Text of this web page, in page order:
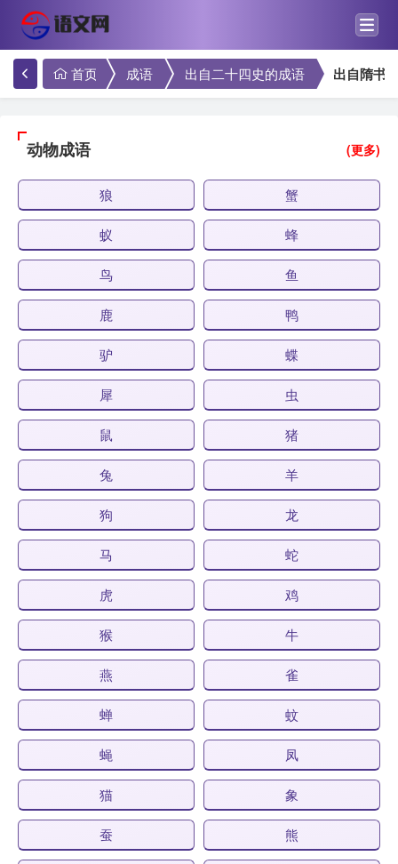
首页 成语 出自二十四史的成语 出自隋书
动物成语 (更多)
狼 蟹
蚁 蜂
鸟 鱼
鹿 鸭
驴 蝶
犀 虫
鼠 猪
兔 羊
狗 龙
马 蛇
虎 鸡
猴 牛
燕 雀
蝉 蚊
蝇 凤
猫 象
蚕 熊